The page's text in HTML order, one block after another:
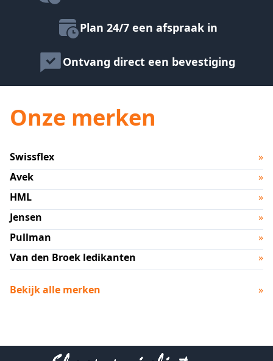
Plan 24/7 een afspraak in
Ontvang direct een bevestiging
Onze merken
Swissflex
»
Avek
»
HML
»
Jensen
»
Pullman
»
Van den Broek ledikanten
»
Bekijk alle merken »